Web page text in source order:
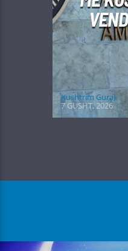
Kushtrim Guraj
7 GUSHT, 2026